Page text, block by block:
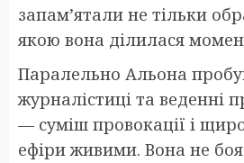
запам’ятали не тільки
якою вона ділилася
Паралельно Альона
журналістиці та веденні
— суміш провокації і
ефіри живими. Вона не